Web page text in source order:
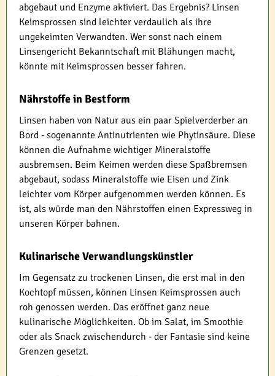
abgebaut und Enzyme aktiviert. Das Ergebnis? Linsen
Keimsprossen sind leichter verdaulich als ihre
ungekeimten Verwandten. Wer sonst nach einem
Linsengericht Bekanntschaft mit Blähungen macht,
könnte mit Keimsprossen besser fahren.
Nährstoffe in Bestform
Linsen haben von Natur aus ein paar Spielverderber an
Bord - sogenannte Antinutrienten wie Phytinsäure. Diese
können die Aufnahme wichtiger Mineralstoffe
ausbremsen. Beim Keimen werden diese Spaßbremsen
abgebaut, sodass Mineralstoffe wie Eisen und Zink
leichter vom Körper aufgenommen werden können. Es
ist, als würde man den Nährstoffen einen Expressweg in
unseren Körper bahnen.
Kulinarische Verwandlungskünstler
Im Gegensatz zu trockenen Linsen, die erst mal in den
Kochtopf müssen, können Linsen Keimsprossen auch
roh genossen werden. Das eröffnet ganz neue
kulinarische Möglichkeiten. Ob im Salat, im Smoothie
oder als Snack zwischendurch - der Fantasie sind keine
Grenzen gesetzt.